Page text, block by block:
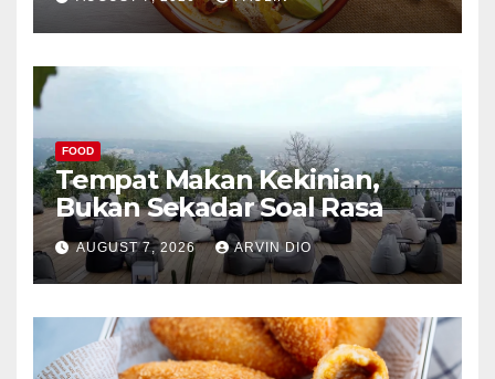
FOOD
Tempat Makan Kekinian,
Bukan Sekadar Soal Rasa
AUGUST 7, 2026 ARVIN DIO